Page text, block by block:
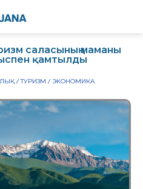
саласының маманы
қамтылды
ТУРИЗМ ЭКОНОМИКА